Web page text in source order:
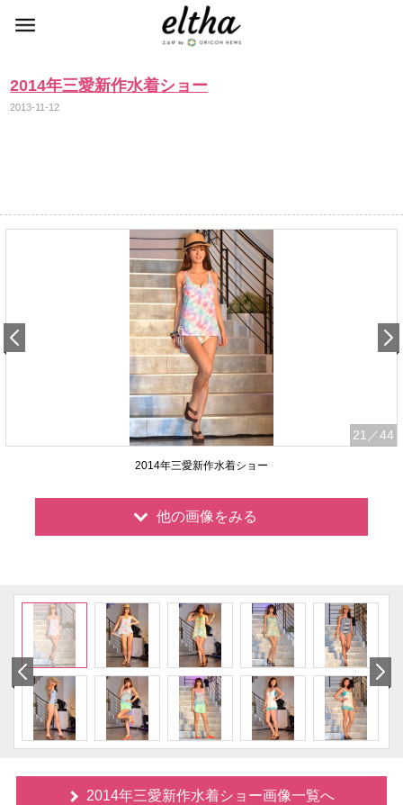
2014年三愛新作水着ショー
2013-11-12
21 ／44
2014年三愛新作水着ショー
他の画像をみる
2014年三愛新作水着ショー画像一覧へ